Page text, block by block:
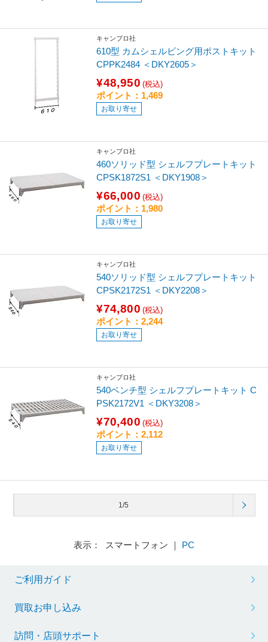
キャンブロ社
610型 カムシェルビング用ポストキット
CPPK2484 ＜DKY2605＞
¥48,950 (税込)
ポイント：1,469
お取り寄せ
キャンブロ社
460ソリッド型 シェルフプレートキット
CPSK1872S1 ＜DKY1908＞
¥66,000 (税込)
ポイント：1,980
お取り寄せ
キャンブロ社
540ソリッド型 シェルフプレートキット
CPSK2172S1 ＜DKY2208＞
¥74,800 (税込)
ポイント：2,244
お取り寄せ
キャンブロ社
540ベンチ型 シェルフプレートキット C
PSK2172V1 ＜DKY3208＞
¥70,400 (税込)
ポイント：2,112
お取り寄せ
1/5
表示： スマートフォン ｜ PC
ご利用ガイド
買取お申し込み
訪問・店頭サポート